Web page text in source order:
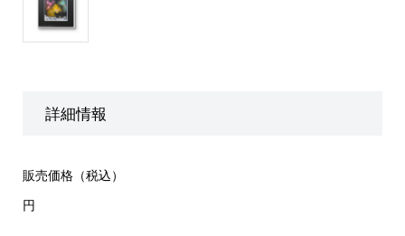
詳細情報
販売価格（税込）
円